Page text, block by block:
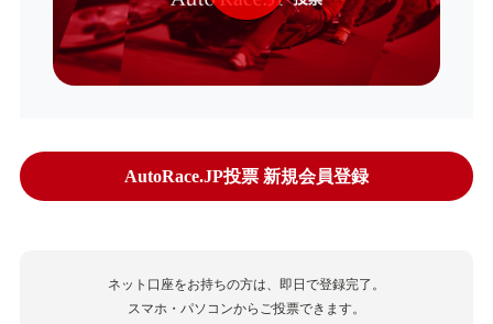
AutoRace.JP投票 新規会員登録
ネット口座をお持ちの方は、即日で登録完了。
スマホ・パソコンからご投票できます。